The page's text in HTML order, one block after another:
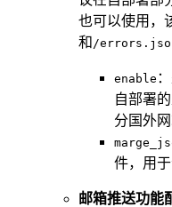
也可以使用，
和 /
enable
自部署
分国外
件，用
邮箱推送功能